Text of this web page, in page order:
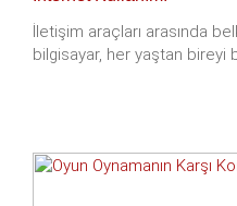
İletişim araçları arasında
bilgisayar, her yaştan bireyi